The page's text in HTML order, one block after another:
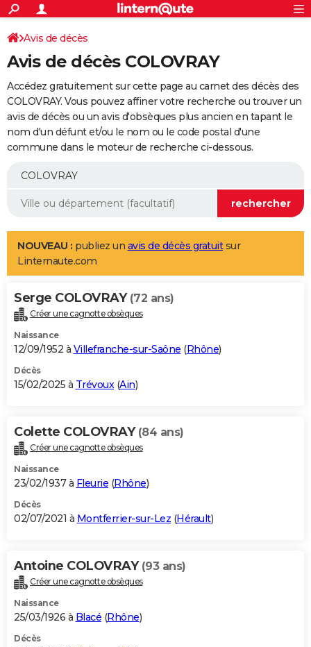
ACTUALITÉS
Politique
Société
Faits Divers
Education
Monde
Villes
+
SPORT
Coupe du monde 2026
Football
Tennis
Cyclisme
Rugby
Forum
Programme TV
TNT
Streaming
Cinéma
Sorties cinéma
Musique
+
FINANCE
Retraite
Epargne
Immobilier
Risques naturels par ville
Banque
Assurance
AUTO
Essais
Réserver un essai
Citadines
Berlines
SUV
Forum auto
+
Mobiles
Meilleur smartphone
Internet
Ordinateurs
Jeux vidéo
Guide high-tech
Aménagement intérieur
LIFESTYLE
Art de vivre
Bien-être
Loisirs
Mode
Modes de vie
Alimentation
Guide de la santé
Maladies
Médicaments
Sommeil
VOYAGE
Destinations
City break
Voyage nature
Voyage de noces
Forum
Climat
+PHOTO
GUIDES D'ACHAT
BONS PLANS
Carte de Noël
Carte Bonne année
Carte Saint-Valentin
Carte Pâques
Carte d'anniversaire
DICTIONNAIRE
Dictionnaire
Biographies
Citations
Expressions
Proverbes
PROGRAMME TV
S'inscrire
Se connecter
Lycées
Collèges
Primaires
Universités
Entreprises
Service militaire
Avis de recherche
AVIS DE DÉCÈS
Bricolage
Lifestyle
Culture
Sport
Auto
Television
Voyage
Cinema
Avis de décès
Avis de décès COLOVRAY
Accédez gratuitement sur cette page au carnet des décès des
COLOVRAY. Vous pouvez affiner votre recherche ou trouver un
avis de décès ou un avis d'obsèques plus ancien en tapant le
nom d'un défunt et/ou le nom ou le code postal d'une
commune dans le moteur de recherche ci-dessous.
NOUVEAU : publiez un avis de décès gratuitsur
Linternaute.com
Serge COLOVRAY (72 ans)
Créer une cagnotte obsèques
Naissance
12/09/1952 à Villefranche-sur-Saône (Rhône)
Décès
15/02/2025 à Trévoux(Ain)
Colette COLOVRAY (84 ans)
Créer une cagnotte obsèques
Naissance
23/02/1937 à Fleurie (Rhône)
Décès
02/07/2021 à Montferrier-sur-Lez (Hérault)
Antoine COLOVRAY (93 ans)
Créer une cagnotte obsèques
Naissance
25/03/1926 à Blacé (Rhône)
Décès